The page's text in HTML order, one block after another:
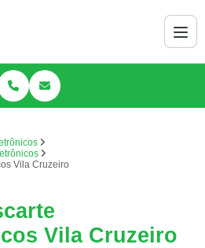
Vila Cruzeiro
Vila Cruzeiro